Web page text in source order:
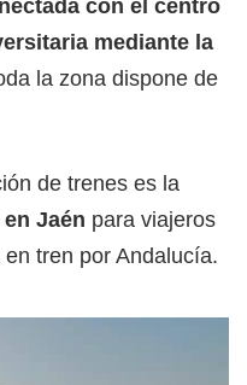
con el centro
mediante la
la zona dispone de
de trenes es la
Jaén para viajeros
tren por Andalucía.